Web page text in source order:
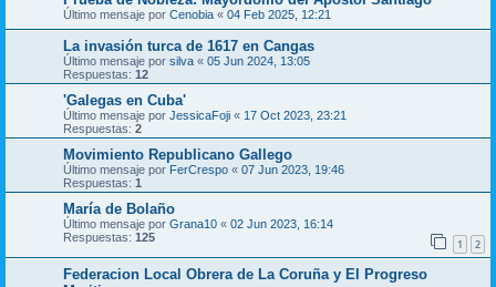
Último mensaje por Cenobia « 04 Feb 2025, 12:21
La invasión turca de 1617 en Cangas
Último mensaje por silva « 05 Jun 2024, 13:05
Respuestas: 12
'Galegas en Cuba'
Último mensaje por JessicaFoji « 17 Oct 2023, 23:21
Respuestas: 2
Movimiento Republicano Gallego
Último mensaje por FerCrespo « 07 Jun 2023, 19:46
Respuestas: 1
María de Bolaño
Último mensaje por Grana10 « 02 Jun 2023, 16:14
Respuestas: 125 1 2
Federacion Local Obrera de La Coruña y El Progreso